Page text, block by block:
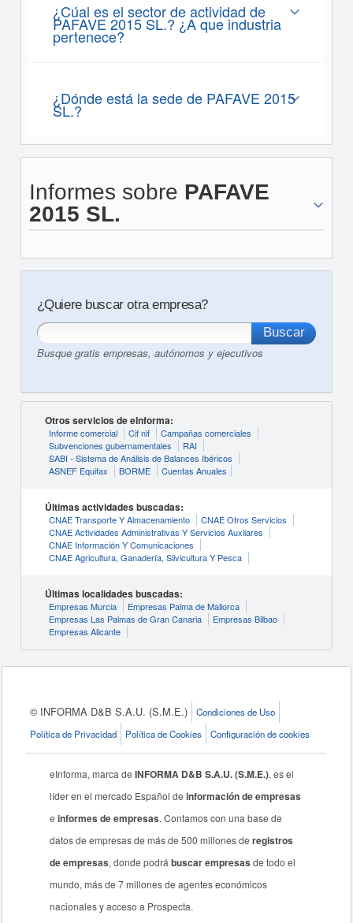
¿Cúal es el sector de actividad de
PAFAVE 2015 SL.? ¿A que industria
pertenece?
¿Dónde está la sede de PAFAVE 2015
SL.?
Informes sobre PAFAVE
2015 SL.
¿Quiere buscar otra empresa?
Busque gratis empresas, autónomos y ejecutivos
Otros servicios de eInforma:
Informe comercial Cif nif
Campañas comerciales
Subvenciones gubernamentales
RAI
SABI - Sistema de Análisis de Balances Ibéricos
ASNEF Equifax
BORME Cuentas Anuales
Últimas actividades buscadas:
CNAE Transporte Y Almacenamiento
CNAE Otros Servicios
CNAE Actividades Administrativas Y Servicios Auxliares
CNAE Información Y Comunicaciones
CNAE Agricultura, Ganadería, Silvicultura Y Pesca
Últimas localidades buscadas:
Empresas Murcia
Empresas Palma de Mallorca
Empresas Las Palmas de Gran Canaria
Empresas Bilbao
Empresas Alicante
© INFORMA D&B S.A.U. (S.M.E.)
Condiciones de Uso
Política de Privacidad
Política de Cookies Configuración de cookies
eInforma, marca deINFORMA D&B S.A.U. (S.M.E.), es el
líder en el mercado Español deinformación de empresas
einformes de empresas. Contamos con una base de
datos de empresas de más de 500 millones deregistros
de empresas, donde podrábuscar empresas de todo el
mundo, más de 7 millones de agentes económicos
nacionales y acceso a Prospecta.